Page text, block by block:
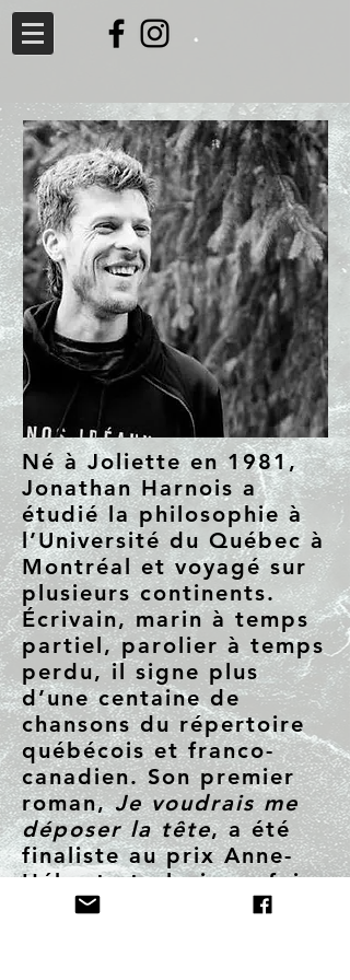
Né à Joliette en 1981,
Jonathan Harnois a
étudié la philosophie à
l’Université du Québec à
Montréal et voyagé sur
plusieurs continents.
Écrivain, marin à temps
partiel, parolier à temps
perdu, il signe plus
d’une centaine de
chansons du répertoire
québécois et franco-
canadien. Son premier
roman,Je voudrais me
déposer la tête, a été
finaliste au prix Anne-
Hébert et plusieurs fois
adapté au théâtre. Son